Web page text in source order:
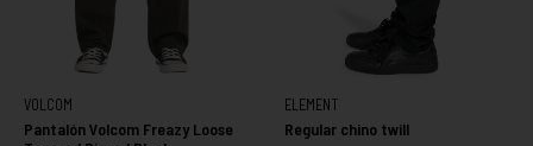
VOLCOM
Pantalón Volcom Freazy Loose
ELEMENT
Regular chino twill